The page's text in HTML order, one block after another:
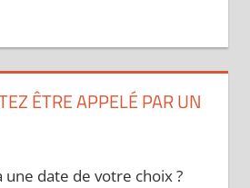
ÊTRE APPELÉ PAR UN
date de votre choix ?